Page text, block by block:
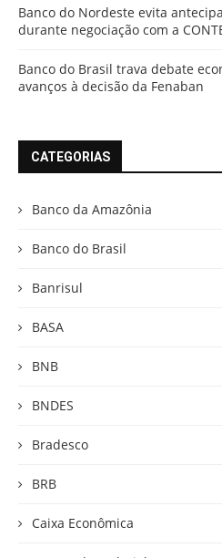
Banco do Nordeste evita
durante negociação com a
Banco do Brasil trava debate
avanços à decisão da Fenaban
CATEGORIAS
Banco da Amazônia
Banco do Brasil
Banrisul
BASA
BNB
BNDES
Bradesco
BRB
Caixa Econômica